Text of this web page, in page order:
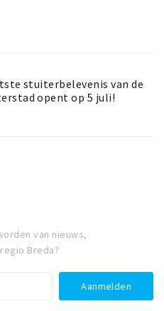
stuiterbelevenis van de
opent op 5 juli!
van nieuws,
Breda?